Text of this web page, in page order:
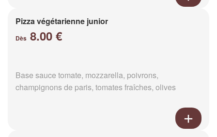
Pizza végétarienne junior
Dès 8.00 €
Base sauce tomate, mozzarella, poivrons,
champignons de paris, tomates fraîches, olives